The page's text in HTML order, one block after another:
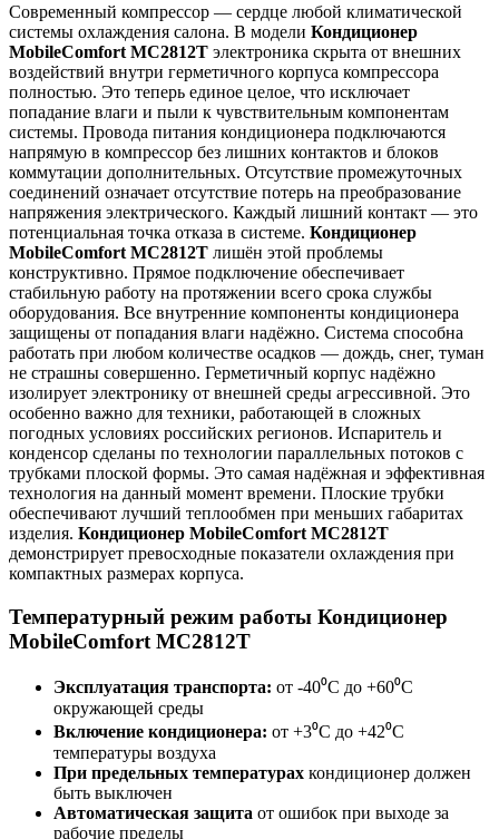
Современный компрессор — сердце любой климатической
системы охлаждения салона. В модели Кондиционер
MobileComfort MC2812T электроника скрыта от внешних
воздействий внутри герметичного корпуса компрессора
полностью. Это теперь единое целое, что исключает
попадание влаги и пыли к чувствительным компонентам
системы. Провода питания кондиционера подключаются
напрямую в компрессор без лишних контактов и блоков
коммутации дополнительных. Отсутствие промежуточных
соединений означает отсутствие потерь на преобразование
напряжения электрического. Каждый лишний контакт — это
потенциальная точка отказа в системе. Кондиционер
MobileComfort MC2812T лишён этой проблемы
конструктивно. Прямое подключение обеспечивает
стабильную работу на протяжении всего срока службы
оборудования. Все внутренние компоненты кондиционера
защищены от попадания влаги надёжно. Система способна
работать при любом количестве осадков — дождь, снег, туман
не страшны совершенно. Герметичный корпус надёжно
изолирует электронику от внешней среды агрессивной. Это
особенно важно для техники, работающей в сложных
погодных условиях российских регионов. Испаритель и
конденсор сделаны по технологии параллельных потоков с
трубками плоской формы. Это самая надёжная и эффективная
технология на данный момент времени. Плоские трубки
обеспечивают лучший теплообмен при меньших габаритах
изделия. Кондиционер MobileComfort MC2812T
демонстрирует превосходные показатели охлаждения при
компактных размерах корпуса.
Температурный режим работы Кондиционер
MobileComfort MC2812T
Эксплуатация транспорта: от -40⁰С до +60⁰С
окружающей среды
Включение кондиционера: от +3⁰С до +42⁰С
температуры воздуха
При предельных температурах кондиционер должен
быть выключен
Автоматическая защита от ошибок при выходе за
рабочие пределы